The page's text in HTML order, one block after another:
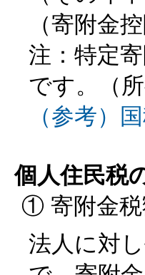
（寄附金
注：特定
です。（
（参考）
個人住民税
① 寄附金税
法人に対